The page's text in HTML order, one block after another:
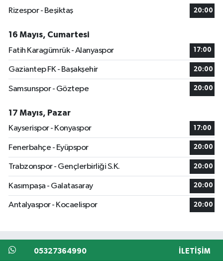
Rizespor - Beşiktaş
20:00
16 Mayıs, Cumartesi
Fatih Karagümrük - Alanyaspor
17:00
Gaziantep FK - Başakşehir 20:00
Samsunspor - Göztepe 20:00
17 Mayıs, Pazar
Kayserispor - Konyaspor
17:00
Fenerbahçe - Eyüpspor 20:00
Trabzonspor - Gençlerbirliği S.K. 20:00
Kasımpaşa - Galatasaray 20:00
Antalyaspor - Kocaelispor 20:00
05327364990 İLETIŞIM